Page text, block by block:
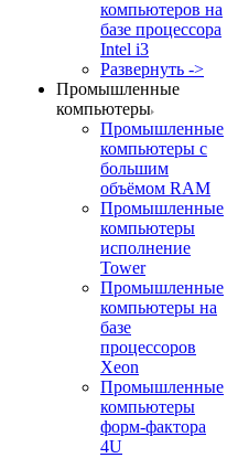
компьютеров на
базе процессора
Intel i3
Развернуть ->
Промышленные
компьютеры
Промышленные
компьютеры с
большим
объёмом RAM
Промышленные
компьютеры
исполнение
Tower
Промышленные
компьютеры на
базе
процессоров
Xeon
Промышленные
компьютеры
форм-фактора
4U